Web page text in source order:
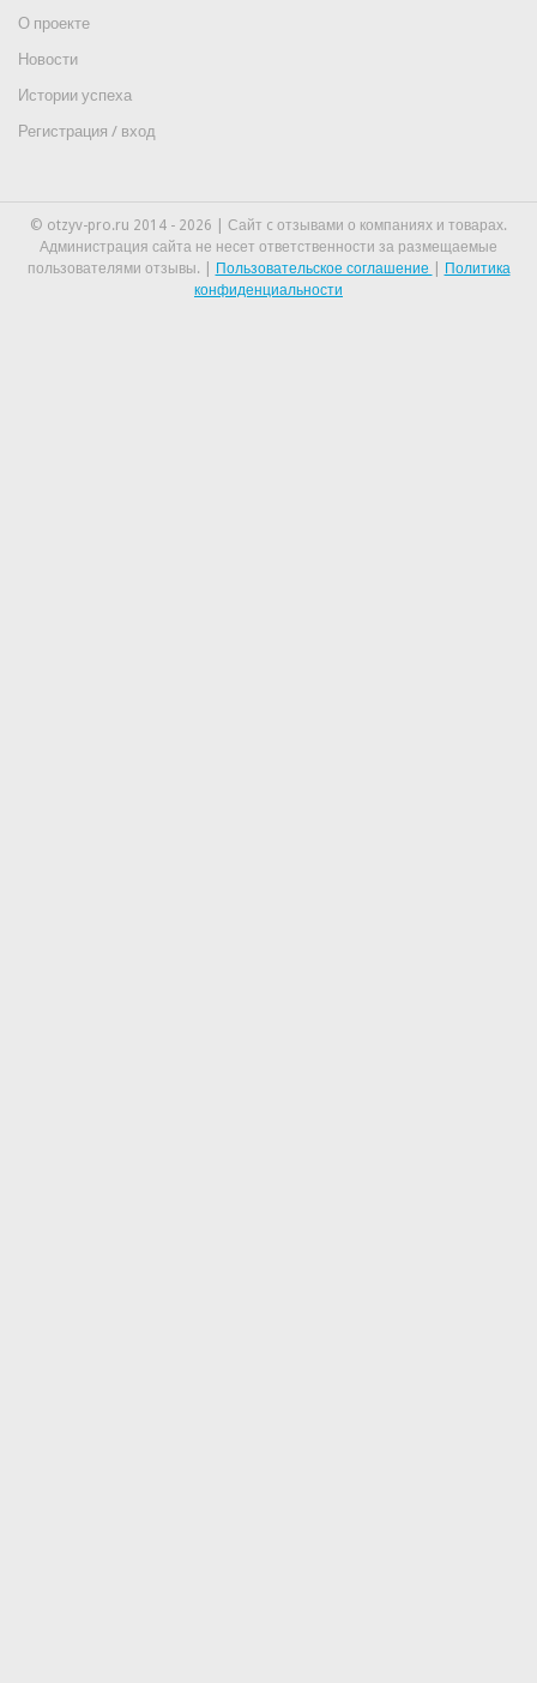
О проекте
Новости
Истории успеха
Регистрация / вход
© otzyv-pro.ru 2014 - 2026 | Сайт c отзывами о компаниях и товарах.
Администрация сайта не несет ответственности за размещаемые
пользователями отзывы. |
Пользовательское соглашение
Политика
конфиденциальности